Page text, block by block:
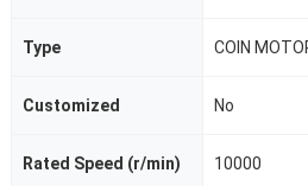
Type COIN
Customized No
Rated Speed (r/min) 10000